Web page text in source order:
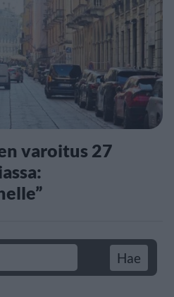
varoitus 27